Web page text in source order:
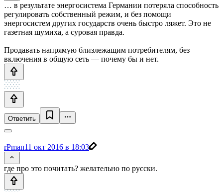
… в результате энергосистема Германии потеряла способность
регулировать собственный режим, и без помощи
энергосистем других государств очень быстро ляжет. Это не
газетная шумиха, а суровая правда.
Продавать напрямую близлежащим потребителям, без
включения в общую сеть — почему бы и нет.
Ответить
rPman11 окт 2016 в 18:03
где про это почитать? желательно по русски.